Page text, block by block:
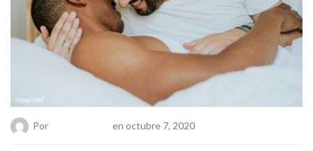
Por en octubre 7, 2020